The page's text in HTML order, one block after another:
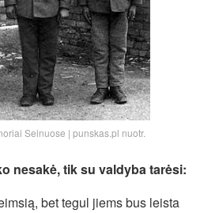
Seinuose | punskas.pl nuotr.
nesakė, tik su valdyba tarėsi:
bet tegul jiems bus leista